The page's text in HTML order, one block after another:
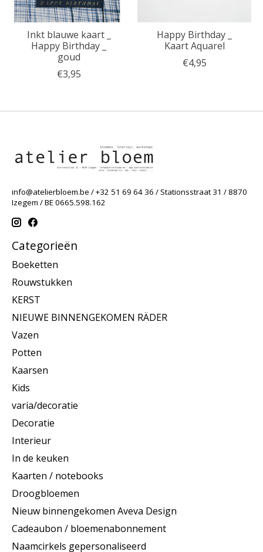
Inkt blauwe kaart _
Happy Birthday _
goud
€3,95
Happy Birthday _
Kaart Aquarel
€4,95
info@atelierbloem.be / +32 51 69 64 36 / Stationsstraat 31 / 8870
Izegem / BE 0665.598.162
Categorieën
Boeketten
Rouwstukken
KERST
NIEUWE BINNENGEKOMEN RÄDER
Vazen
Potten
Kaarsen
Kids
varia/decoratie
Decoratie
Interieur
In de keuken
Kaarten / notebooks
Droogbloemen
Nieuw binnengekomen Aveva Design
Cadeaubon / bloemenabonnement
Naamcirkels gepersonaliseerd